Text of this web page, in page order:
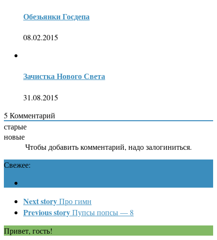
Обезьянки Госдепа
08.02.2015
Зачистка Нового Света
31.08.2015
5 Комментарий
старые
новые
Чтобы добавить комментарий, надо залогиниться.
Свежее:
Next storyПро гимн
Previous storyПупсы попсы — 8
Привет, гость!